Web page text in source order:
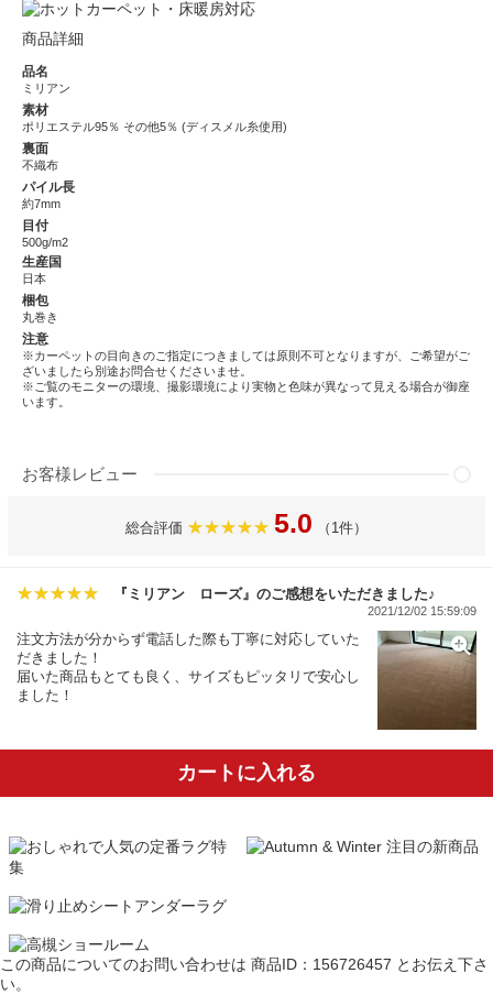
商品詳細
品名
ミリアン
素材
ポリエステル95％ その他5％ (ディスメル糸使用)
裏面
不織布
パイル長
約7mm
目付
500g/m2
生産国
日本
梱包
丸巻き
注意
※カーペットの目向きのご指定につきましては原則不可となりますが、ご希望がご
ざいましたら別途お問合せくださいませ。
※ご覧のモニターの環境、撮影環境により実物と色味が異なって見える場合が御座
います。
お客様レビュー
総合評価 5.0 （1件）
『ミリアン ローズ』のご感想をいただきました♪
2021/12/02 15:59:09
注文方法が分からず電話した際も丁寧に対応していた
だきました！
届いた商品もとても良く、サイズもピッタリで安心し
ました！
カートに入れる
この商品についてのお問い合わせは 商品ID：156726457 とお伝え下さ
い。